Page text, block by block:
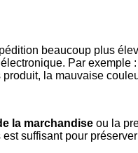
beaucoup plus
Par
la mauvaise
la marchandise ou la
suffisant pour